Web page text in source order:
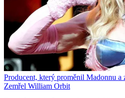
Producent, který proměnil Madonnu a
Zemřel William Orbit